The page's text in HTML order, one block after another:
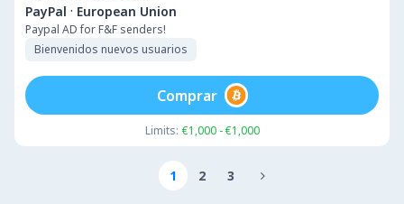
PayPal · European Union
Paypal AD for F&F senders!
Bienvenidos nuevos usuarios
Limits: €1,000 - €1,000
Comprar
1 2 3 